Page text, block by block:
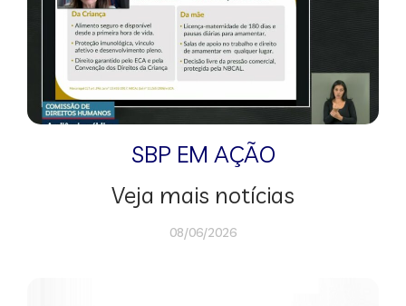
SBP EM AÇÃO
Veja mais notícias
08/06/2026